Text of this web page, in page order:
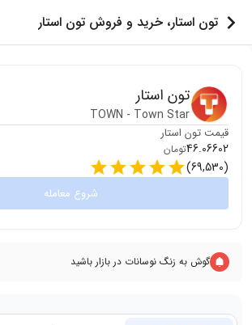
تون استار، خرید و فروش تون استار
تون استار
TOWN - Town Star
قیمت تون استار
46.06602تومان
(
69,530
)
شروع معامله
گوش به زنگ نوسانات در بازار باشید